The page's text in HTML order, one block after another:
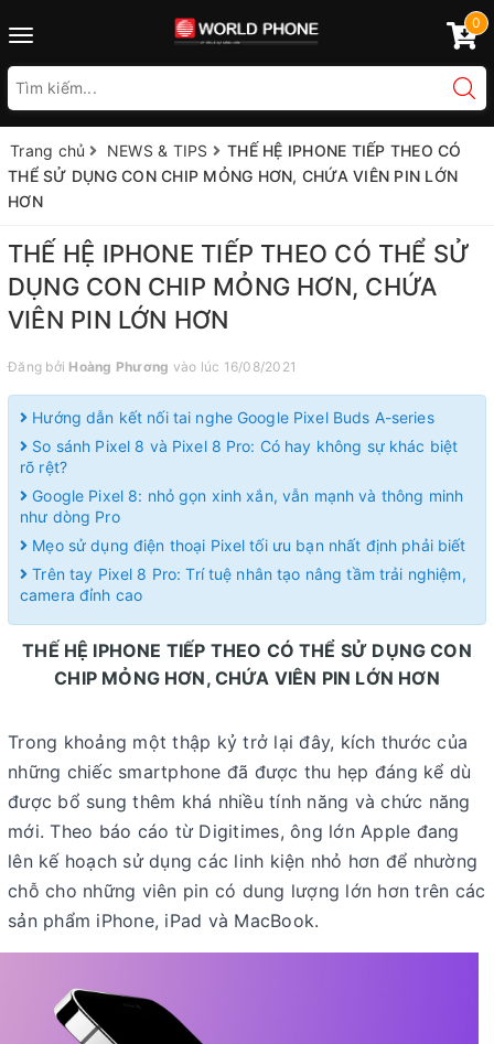
Toggle
0
Trang chủ NEWS & TIPS
THẾ HỆ IPHONE TIẾP THEO CÓ
THỂ SỬ DỤNG CON CHIP MỎNG HƠN, CHỨA VIÊN PIN LỚN
HƠN
THẾ HỆ IPHONE TIẾP THEO CÓ THỂ SỬ
DỤNG CON CHIP MỎNG HƠN, CHỨA
VIÊN PIN LỚN HƠN
Đăng bởi Hoàng Phương vào lúc 16/08/2021
Hướng dẫn kết nối tai nghe Google Pixel Buds A-series
So sánh Pixel 8 và Pixel 8 Pro: Có hay không sự khác biệt
rõ rệt?
Google Pixel 8: nhỏ gọn xinh xắn, vẫn mạnh và thông minh
như dòng Pro
Mẹo sử dụng điện thoại Pixel tối ưu bạn nhất định phải biết
Trên tay Pixel 8 Pro: Trí tuệ nhân tạo nâng tầm trải nghiệm,
camera đỉnh cao
THẾ HỆ IPHONE TIẾP THEO CÓ THỂ SỬ DỤNG CON
CHIP MỎNG HƠN, CHỨA VIÊN PIN LỚN HƠN
Trong khoảng một thập kỷ trở lại đây, kích thước của
những chiếc smartphone đã được thu hẹp đáng kể dù
được bổ sung thêm khá nhiều tính năng và chức năng
mới. Theo báo cáo từ Digitimes, ông lớn Apple đang
lên kế hoạch sử dụng các linh kiện nhỏ hơn để nhường
chỗ cho những viên pin có dung lượng lớn hơn trên các
sản phẩm iPhone, iPad và MacBook.